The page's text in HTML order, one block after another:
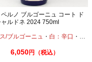
ルノ ブルゴーニュ コート ド
ャルドネ 2024 750ml
/ブルゴーニュ ・ 白：辛口 ・ シ
6,050円（税込）